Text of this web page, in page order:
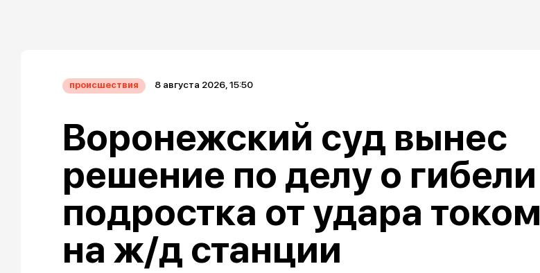
происшествия 8 августа 2026, 15:50
Воронежский суд вынес
решение по делу о гибели
подростка от удара током
на ж/д станции